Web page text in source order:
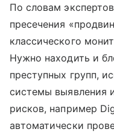
По словам
пресечения
классического
Нужно находить и
преступных групп,
системы выявления
рисков, например
автоматически